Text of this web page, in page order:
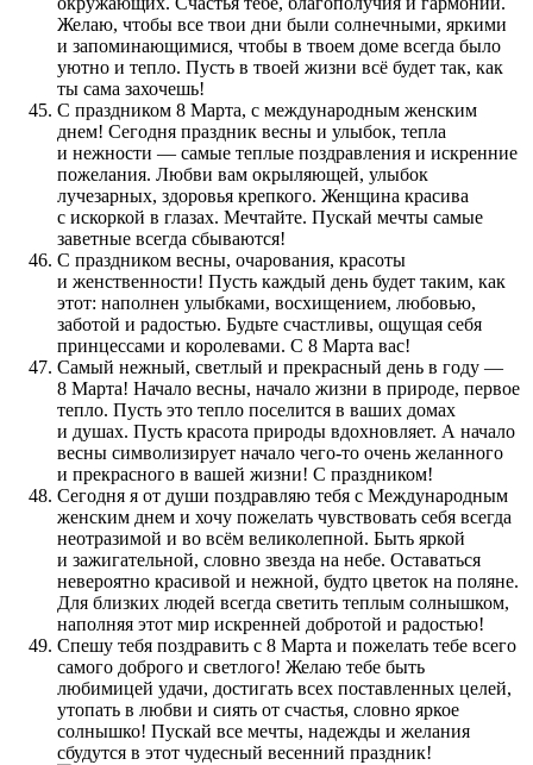
Желаю, чтобы все твои дни были солнечными, яркими
и запоминающимися, чтобы в твоем доме всегда было
уютно и тепло. Пусть в твоей жизни всё будет так, как
ты сама захочешь!
С праздником 8 Марта, с международным женским
днем! Сегодня праздник весны и улыбок, тепла
и нежности — самые теплые поздравления и искренние
пожелания. Любви вам окрыляющей, улыбок
лучезарных, здоровья крепкого. Женщина красива
с искоркой в глазах. Мечтайте. Пускай мечты самые
заветные всегда сбываются!
С праздником весны, очарования, красоты
и женственности! Пусть каждый день будет таким, как
этот: наполнен улыбками, восхищением, любовью,
заботой и радостью. Будьте счастливы, ощущая себя
принцессами и королевами. С 8 Марта вас!
Самый нежный, светлый и прекрасный день в году —
8 Марта! Начало весны, начало жизни в природе, первое
тепло. Пусть это тепло поселится в ваших домах
и душах. Пусть красота природы вдохновляет. А начало
весны символизирует начало чего-то очень желанного
и прекрасного в вашей жизни! С праздником!
Сегодня я от души поздравляю тебя с Международным
женским днем и хочу пожелать чувствовать себя всегда
неотразимой и во всём великолепной. Быть яркой
и зажигательной, словно звезда на небе. Оставаться
невероятно красивой и нежной, будто цветок на поляне.
Для близких людей всегда светить теплым солнышком,
наполняя этот мир искренней добротой и радостью!
Спешу тебя поздравить с 8 Марта и пожелать тебе всего
самого доброго и светлого! Желаю тебе быть
любимицей удачи, достигать всех поставленных целей,
утопать в любви и сиять от счастья, словно яркое
солнышко! Пускай все мечты, надежды и желания
сбудутся в этот чудесный весенний праздник!